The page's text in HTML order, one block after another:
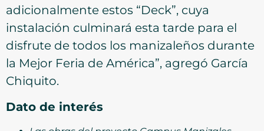
adicionalmente estos “Deck”, cuya
instalación culminará esta tarde para el
disfrute de todos los manizaleños durante
la Mejor Feria de América”, agregó García
Chiquito.
Dato de interés